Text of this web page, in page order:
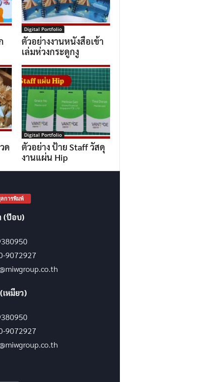
Digital Portfolio
ตัวอย่างงานหนังสือเข้า
เล่มห่วงกระดูกงู
ด
Digital Portfolio
ตัวอย่าง ป้าย Staff วัสดุ
งานแผ่น Hip
การพิมพ์
(ป๊อบ)
9072927
หมียว)
9072927